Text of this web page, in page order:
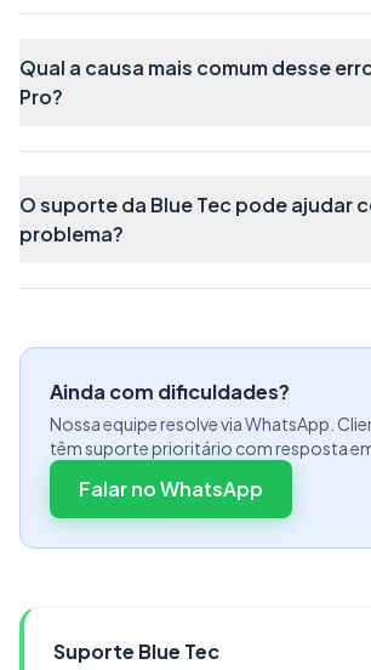
conforme exemplo:
Além disso, o XML contará com
Qual a causa mais comum desse
Pro?
O suporte da Blue Tec pode ajudar
problema?
Ainda com dificuldades?
Nossa equipe resolve via WhatsApp.
têm suporte prioritário com resposta
Falar no WhatsApp
Suporte Blue Tec